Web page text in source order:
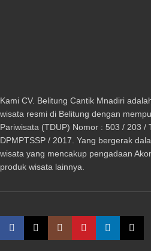
Kami CV. Belitung Cantik Mnadiri
wisata resmi di Belitung dengan
Pariwisata (TDUP) Nomor : 503 / 203 /
DPMPTSSP / 2017. Yang bergerak
wisata yang mencakup pengadaan
produk wisata lainnya.